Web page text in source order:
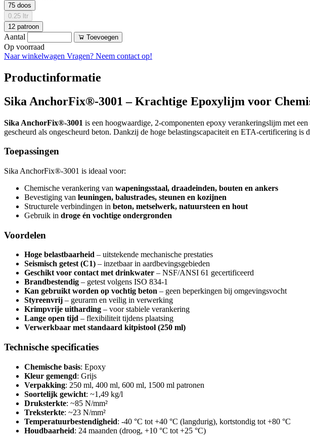
75 doos
0.25 ltr
12 patroon
Aantal Toevoegen
Op voorraad
Naar winkelwagen Vragen? Neem contact op!
Productinformatie
Sika AnchorFix®-3001 – Krachtige Epoxylijm voor
Sika AnchorFix®-3001 is een hoogwaardige, 2-componenten epoxy verankeringslijm met
gescheurd als ongescheurd beton. Dankzij de hoge belastingscapaciteit en ETA-certificering
Toepassingen
Sika AnchorFix®-3001 is ideaal voor:
Chemische verankering van wapeningsstaal, draadeinden, bouten en ankers
Bevestiging van leuningen, balustrades, steunen en kozijnen
Structurele verbindingen in beton, metselwerk, natuursteen en hout
Gebruik in droge én vochtige ondergronden
Voordelen
Hoge belastbaarheid – uitstekende mechanische prestaties
Seismisch getest (C1) – inzetbaar in aardbevingsgebieden
Geschikt voor contact met drinkwater – NSF/ANSI 61 gecertificeerd
Brandbestendig – getest volgens ISO 834-1
Kan gebruikt worden op vochtig beton – geen beperkingen bij omgevingsvocht
Styreenvrij – geurarm en veilig in verwerking
Krimpvrije uitharding – voor stabiele verankering
Lange open tijd – flexibiliteit tijdens plaatsing
Verwerkbaar met standaard kitpistool (250 ml)
Technische specificaties
Chemische basis: Epoxy
Kleur gemengd: Grijs
Verpakking: 250 ml, 400 ml, 600 ml, 1500 ml patronen
Soortelijk gewicht: ~1,49 kg/l
Druksterkte: ~85 N/mm²
Treksterkte: ~23 N/mm²
Temperatuurbestendigheid: -40 °C tot +40 °C (langdurig), kortstondig tot +80 °C
Houdbaarheid: 24 maanden (droog, +10 °C tot +25 °C)